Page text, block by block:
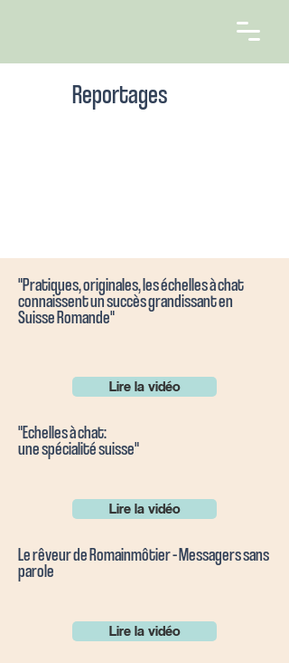
Reportages
"Pratiques, originales, les échelles à chat
connaissent un succès grandissant en
Suisse Romande"
Lire la vidéo
"Echelles à chat:
une spécialité suisse"
Lire la vidéo
Le rêveur de Romainmôtier – Messagers sans
parole
Lire la vidéo